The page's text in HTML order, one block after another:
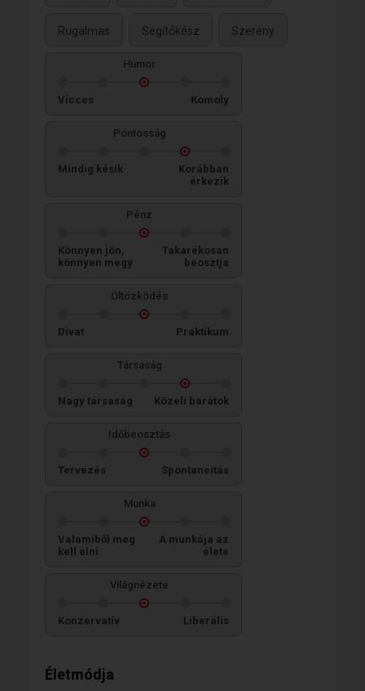
Rugalmas Segítőkész Szerény
Humor
Vicces Komoly
Pontosság
Mindig késik
Korábban
érkezik
Pénz
Könnyen jön,
könnyen megy
Takarékosan
beosztja
Öltözködés
Divat Praktikum
Társaság
Nagy társaság Közeli barátok
Időbeosztás
Tervezés Spontaneitás
Munka
Valamiből meg
kell élni
A munkája az
élete
Világnézete
Konzervatív Liberális
Életmódja